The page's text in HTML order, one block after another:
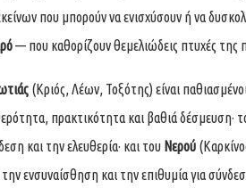
που μπορούν να ενισχύσουν ή να
— που καθορίζουν θεμελιώδεις πτυχές
(Κριός, Λέων, Τοξότης) είναι
πρακτικότητα και βαθιά δέσμευση·
και την ελευθερία· και του Νερού
την ενσυναίσθηση και την επιθυμία για